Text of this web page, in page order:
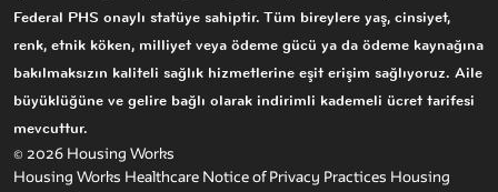
Federal PHS onaylı statüye sahiptir. Tüm bireylere yaş, cinsiyet,
renk, etnik köken, milliyet veya ödeme gücü ya da ödeme kaynağına
bakılmaksızın kaliteli sağlık hizmetlerine eşit erişim sağlıyoruz. Aile
büyüklüğüne ve gelire bağlı olarak indirimli kademeli ücret tarifesi
mevcuttur.
© 2026 Housing Works
Housing Works Healthcare Notice of Privacy Practices Housing